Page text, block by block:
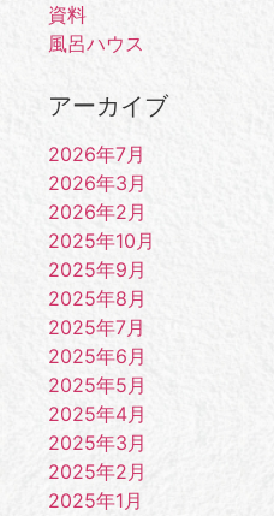
資料
風呂ハウス
アーカイブ
2026年7月
2026年3月
2026年2月
2025年10月
2025年9月
2025年8月
2025年7月
2025年6月
2025年5月
2025年4月
2025年3月
2025年2月
2025年1月